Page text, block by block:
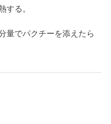
する。
量でパクチーを添えたら